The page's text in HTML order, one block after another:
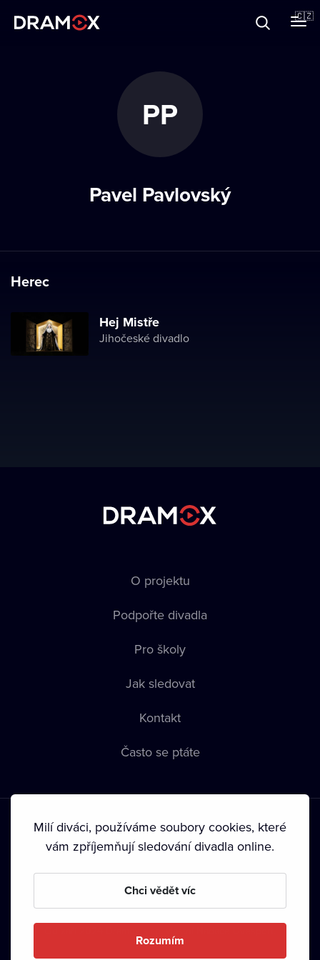
🇨🇿
PP
Pavel Pavlovský
Herec
Hej Mistře
Jihočeské divadlo
O projektu
Podpořte divadla
Pro školy
Jak sledovat
Kontakt
Často se ptáte
Podmínky používání • Ochrana soukromí • Zásady používání
• Autorská práva•
Milí diváci, používáme soubory cookies, které
vám zpříjemňují sledování divadla online.
Chci vědět víc
Rozumím